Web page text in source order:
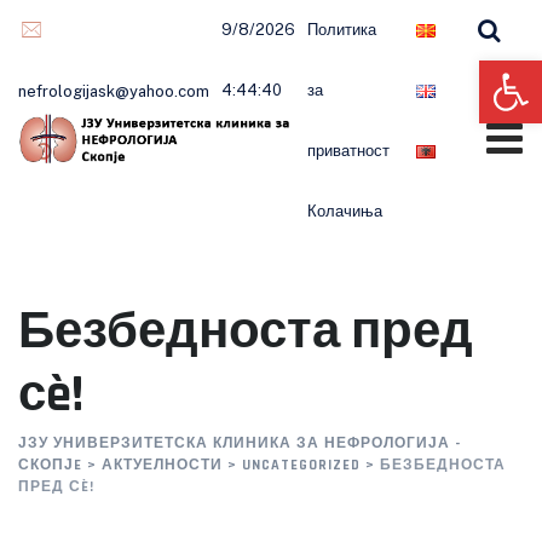
nefrologijask@yahoo.com
9/8/2026
4:44:41
Политика
за
приватност
Колачиња
Безбедноста пред
сè!
ЈЗУ УНИВЕРЗИТЕТСКА КЛИНИКА ЗА НЕФРОЛОГИЈА -
СКОПЈE > АКТУЕЛНОСТИ > UNCATEGORIZED > БЕЗБЕДНОСТА
ПРЕД СÈ!